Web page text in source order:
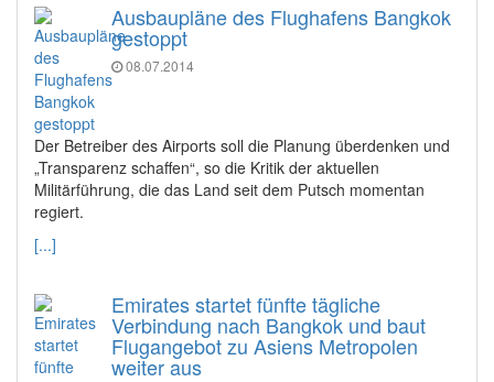
Ausbaupläne des Flughafens Bangkok
gestoppt
08.07.2014
Der Betreiber des Airports soll die Planung überdenken und
„Transparenz schaffen“, so die Kritik der aktuellen
Militärführung, die das Land seit dem Putsch momentan
regiert.
[...]
Emirates startet fünfte tägliche
Verbindung nach Bangkok und baut
Flugangebot zu Asiens Metropolen
weiter aus